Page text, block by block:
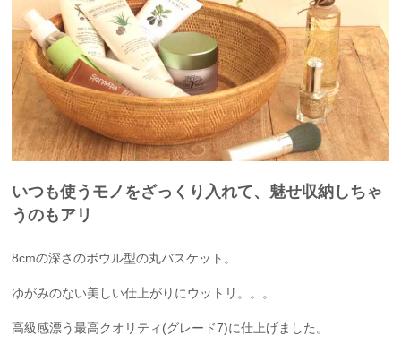
いつも使うモノをざっくり入れて、魅せ収納しちゃ
うのもアリ
8cmの深さのボウル型の丸バスケット。
ゆがみのない美しい仕上がりにウットリ。。。
高級感漂う最高クオリティ(グレード7)に仕上げました。